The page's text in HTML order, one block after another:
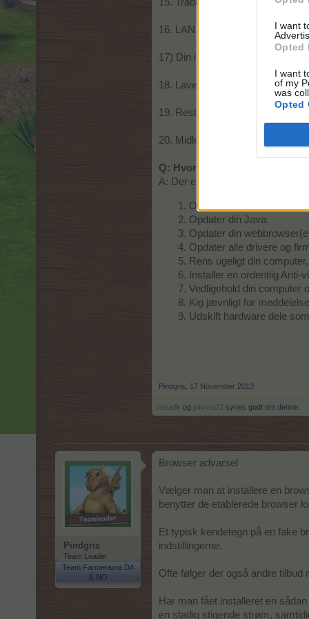
I want
Opted
I want
of my
was
Opted
16. LAN eller trådløse kort /
17) Din internetudbyder har
18. Lave signaler eller svage
19. Restriktioner i routeren /
20. Midlertidig vedligeholdelse
Q: Hvordan kan jeg så løse det?
A: Der er altid en løsning på
Opdater din Flash player.
Opdater din Java.
Opdater din
Opdater alle drivere og
Rens ugeligt din
Installer en ordentlig Anti-
Vedligehold din computer
Kig jævnligt for
Udskift hardware dele
Pindgris 17 November 2013
benadk og johnna23 synes godt om denne.
Pindgris
Team Leader
Team Farmerama DA
& NO
Browser advarsel
Vælger man at installere en
benytter de etablerede browser
Et typisk kendetegn på en fake
indstillingerne.
Ofte følger der også andre
Har man fået installeret en
en stadig stigende strøm,